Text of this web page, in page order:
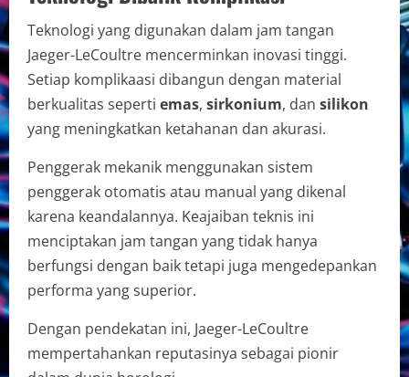
Teknologi yang digunakan dalam jam tangan
Jaeger-LeCoultre mencerminkan inovasi tinggi.
Setiap komplikaasi dibangun dengan material
berkualitas seperti emas, sirkonium, dan silikon
yang meningkatkan ketahanan dan akurasi.
Penggerak mekanik menggunakan sistem
penggerak otomatis atau manual yang dikenal
karena keandalannya. Keajaiban teknis ini
menciptakan jam tangan yang tidak hanya
berfungsi dengan baik tetapi juga mengedepankan
performa yang superior.
Dengan pendekatan ini, Jaeger-LeCoultre
mempertahankan reputasinya sebagai pionir